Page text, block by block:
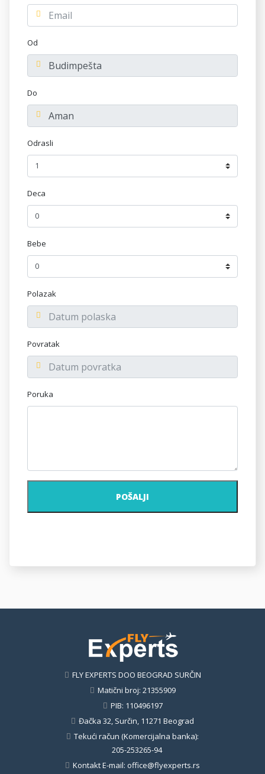
Od
Do
Odrasli
Deca
Bebe
Polazak
Povratak
Poruka
POŠALJI
FLY EXPERTS DOO BEOGRAD SURČIN
Matični broj: 21355909
PIB: 110496197
Đačka 32, Surčin, 11271 Beograd
Tekući račun (Komercijalna banka):
205-253265-94
Kontakt E-mail: office@flyexperts.rs